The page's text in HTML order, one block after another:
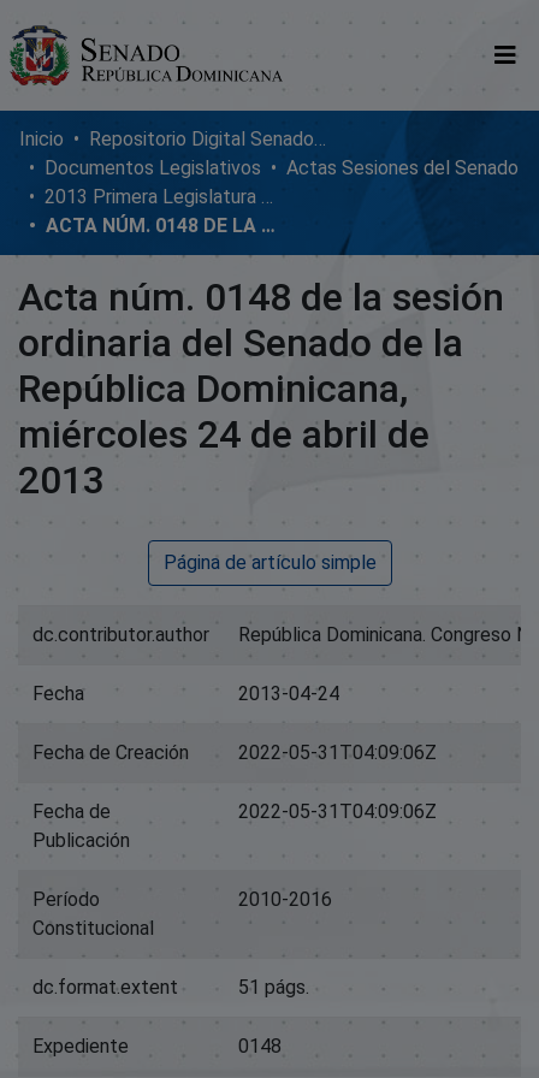
Comunidades
Glosario
Nosotros
Inicio
Repositorio Digital SenadoRD
Documentos Legislativos
Actas Sesiones del Senado
2013 Primera Legislatura Ordinaria
ACTA NÚM. 0148 DE LA SESIÓN ORDINARIA DEL SENADO DE LA REPÚBLICA DOMINICANA, MIÉRCOLES 24 DE ABRIL DE 2013
Acta núm. 0148 de la sesión
ordinaria del Senado de la
República Dominicana,
miércoles 24 de abril de
2013
Página de artículo simple
dc.contributor.author República Dominicana. Congreso
Fecha 2013-04-24
Fecha de Creación 2022-05-31T04:09:06Z
Fecha de
Publicación
2022-05-31T04:09:06Z
Período
Constitucional
2010-2016
dc.format.extent 51 págs.
Expediente 0148